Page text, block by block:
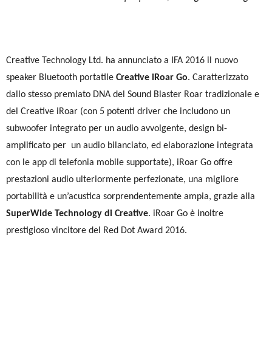
Creative Technology Ltd. ha annunciato a IFA 2016 il nuovo
speaker Bluetooth portatile Creative iRoar Go. Caratterizzato
dallo stesso premiato DNA del Sound Blaster Roar tradizionale e
del Creative iRoar (con 5 potenti driver che includono un
subwoofer integrato per un audio avvolgente, design bi-
amplificato per un audio bilanciato, ed elaborazione integrata
con le app di telefonia mobile supportate), iRoar Go offre
prestazioni audio ulteriormente perfezionate, una migliore
portabilità e un’acustica sorprendentemente ampia, grazie alla
SuperWide Technology di Creative. iRoar Go è inoltre
prestigioso vincitore del Red Dot Award 2016.